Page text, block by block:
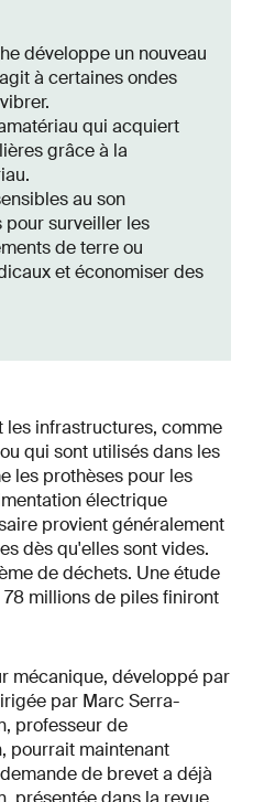
développe un nouveau
à certaines ondes
qui acquiert
grâce à la
au son
surveiller les
de terre ou
et économiser des
infrastructures, comme
qui sont utilisés dans les
les prothèses pour les
électrique
provient généralement
dès qu'elles sont vides.
de déchets. Une étude
millions de piles finiront
mécanique, développé par
par Marc Serra-
professeur de
pourrait maintenant
de brevet a déjà